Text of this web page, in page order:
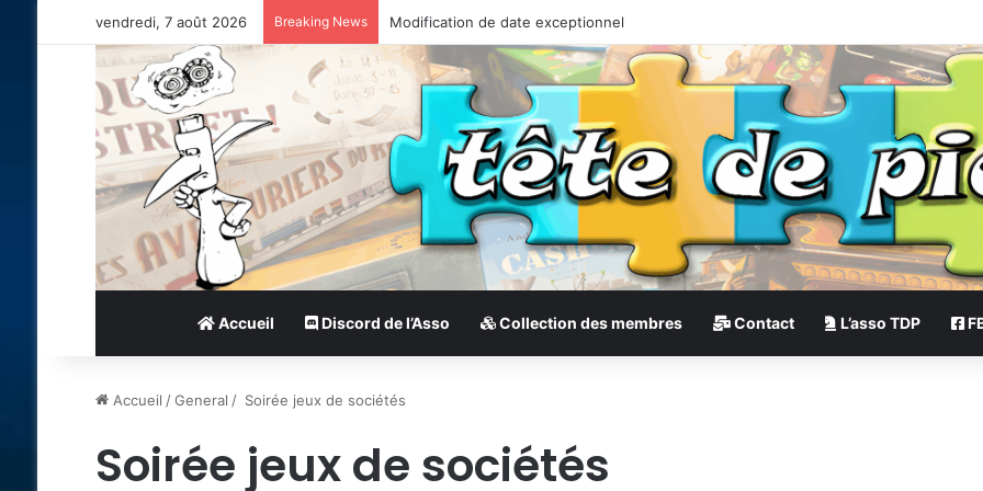
vendredi, 7 août 2026 Breaking News Modification de date exceptionnel
Accueil Discord de l’Asso Collection des membres Contact L’asso TDP
Accueil /General / Soirée jeux de sociétés
Soirée jeux de sociétés